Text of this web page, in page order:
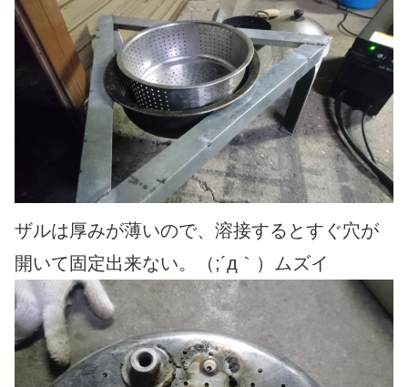
ザルは厚みが薄いので、溶接するとすぐ穴が
開いて固定出来ない。（;´д｀）ムズイ